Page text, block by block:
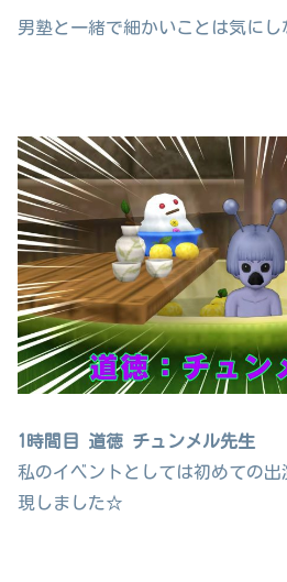
男塾と一緒で細かいことは気に
1時間目 道徳 チュンメル先生
私のイベントとしては初めての
現しました☆